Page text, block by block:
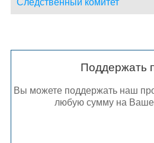
Следственный комитет
Поддержать
Вы можете поддержать наш
любую сумму на Ваше